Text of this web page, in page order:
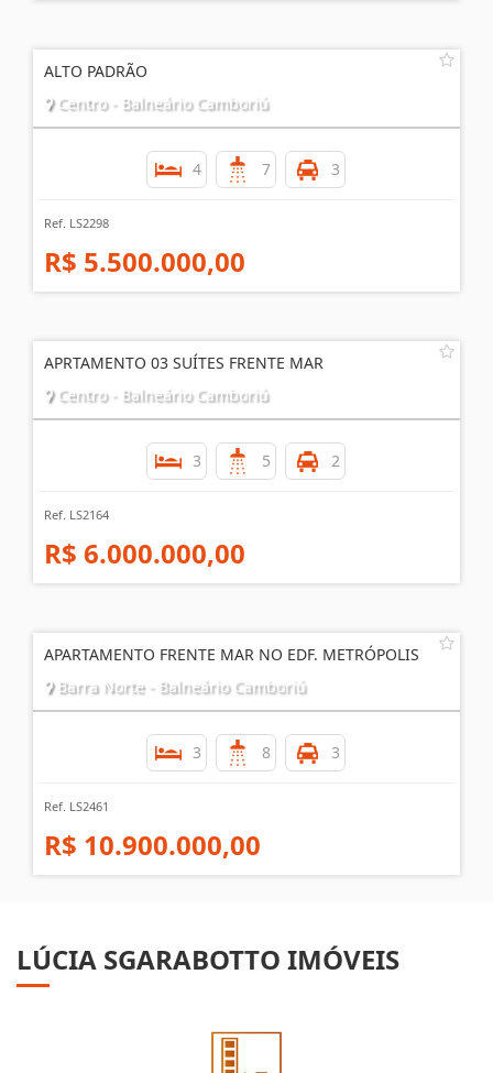
ALTO PADRÃO
Centro - Balneário Camboriú
4 7 3
Ref. LS2298
R$ 5.500.000,00
APRTAMENTO 03 SUÍTES FRENTE MAR
Centro - Balneário Camboriú
3 5 2
Ref. LS2164
R$ 6.000.000,00
APARTAMENTO FRENTE MAR NO EDF. METRÓPOLIS
Barra Norte - Balneário Camboriú
3 8 3
Ref. LS2461
R$ 10.900.000,00
LÚCIA SGARABOTTO IMÓVEIS